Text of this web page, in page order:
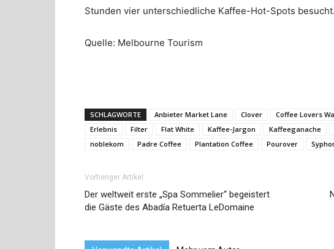
Stunden vier unterschiedliche Kaffee-Hot-Spots besucht.
Quelle: Melbourne Tourism
SCHLAGWORTE Anbieter Market Lane Clover Coffee Lovers
Erlebnis
Filter Flat White Kaffee-Jargon Kaffeeganache
noblekom
Padre Coffee Plantation Coffee Pourover
Vorheriger Artikel
Der weltweit erste „Spa Sommelier“ begeistert
die Gäste des Abadía Retuerta LeDomaine